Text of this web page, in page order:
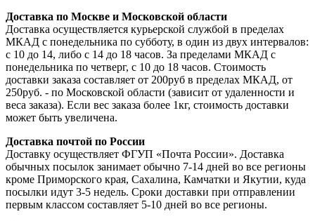
Доставка по Москве и Московской области
Доставка осуществляется курьерской службой в пределах
МКАД с понедельника по субботу, в один из двух интервалов:
с 10 до 14, либо с 14 до 18 часов. За пределами МКАД с
понедельника по четверг, с 10 до 18 часов. Стоимость
доставки заказа составляет от 200руб в пределах МКАД, от
250руб. - по Московской области (зависит от удаленности и
веса заказа). Если вес заказа более 1кг, стоимость доставки
может быть увеличена.
Доставка почтой по России
Доставку осуществляет ФГУП «Почта России». Доставка
обычных посылок занимает обычно 7-14 дней во все регионы
кроме Приморского края, Сахалина, Камчатки и Якутии, куда
посылки идут 3-5 недель. Сроки доставки при отправлении
первым классом составляет 5-10 дней во все регионы.